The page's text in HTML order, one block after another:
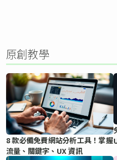
原創教學
8 款必備免費網站分析工具！掌握
流量、關鍵字、UX 資訊